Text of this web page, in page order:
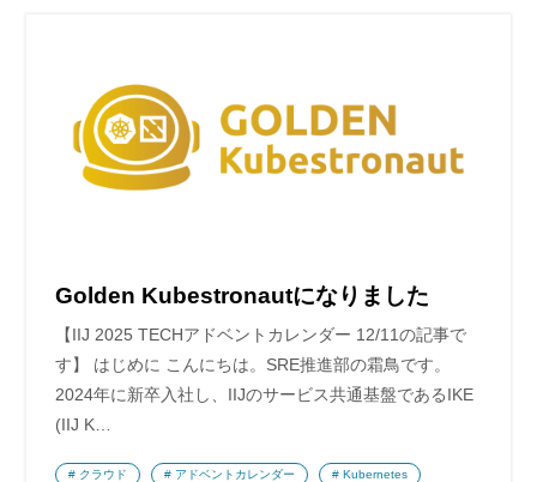
Golden Kubestronautになりました
【IIJ 2025 TECHアドベントカレンダー 12/11の記事で
す】 はじめに こんにちは。SRE推進部の霜鳥です。
2024年に新卒入社し、IIJのサービス共通基盤であるIKE
(IIJ K…
クラウド アドベントカレンダー Kubernetes